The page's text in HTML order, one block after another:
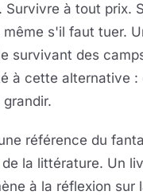
Survivre à tout prix.
même s'il faut tuer.
survivant des
à cette alternative :
référence du
de la littérature. Un
à la réflexion